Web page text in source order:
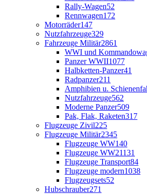
Rally-Wagen52
Rennwagen172
Motorräder147
Nutzfahrzeuge329
Fahrzeuge Militär2861
WWI und
Panzer WWII1077
Halbketten-Panzer41
Radpanzer211
Amphibien u.
Nutzfahrzeuge562
Moderne Panzer509
Pak, Flak, Raketen317
Flugzeuge Zivil225
Flugzeuge Militär2345
Flugzeuge WW140
Flugzeuge WW21131
Flugzeuge Transport84
Flugzeuge modern1038
Flugzeugsets52
Hubschrauber271